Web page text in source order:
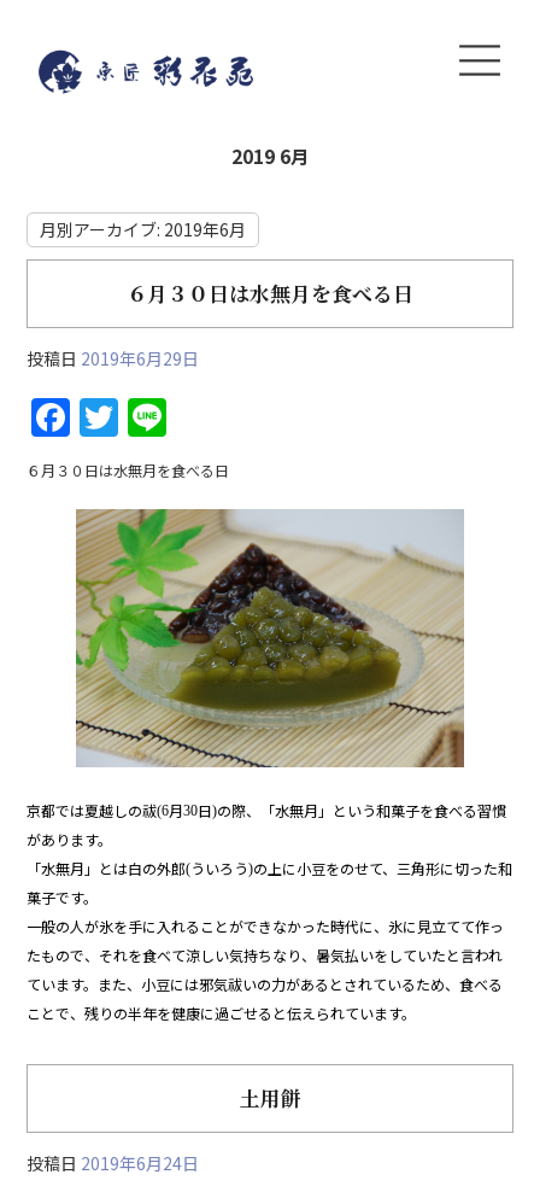
2019 6月
月別アーカイブ: 2019年6月
６月３０日は水無月を食べる日
投稿日 2019年6月29日
F
a
c
e
b
o
o
k
T
w
itt
er
n
e
６月３０日は水無月を食べる日
京都では夏越しの祓(6月30日)の際、「水無月」という和菓子を食べる習慣
があります。
「水無月」とは白の外郎(ういろう)の上に小豆をのせて、三角形に切った和
菓子です。
一般の人が氷を手に入れることができなかった時代に、氷に見立てて作っ
たもので、それを食べて涼しい気持ちなり、暑気払いをしていたと言われ
ています。また、小豆には邪気祓いの力があるとされているため、食べる
ことで、残りの半年を健康に過ごせると伝えられています。
土用餅
投稿日 2019年6月24日